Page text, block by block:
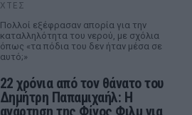
ΧΤΕΣ
Πολλοί εξέφρασαν απορία για την
καταλληλότητα του νερού, με σχόλια
όπως «τα πόδια του δεν ήταν μέσα σε
αυτό;»
22 χρόνια από τον θάνατο του
Δημήτρη Παπαμιχαήλ: Η
ανάρτηση της Φίνος Φιλμ για